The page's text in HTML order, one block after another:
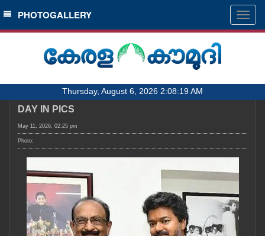
SECTIONS
HOME
NOTIFIED NEWS
KERALA
LOCAL
OBITUARY
PHOTOGALLERY
Thursday, August 6, 2026 2:08:19 AM
DAY IN PICS
May 11, 2026, 02:25 pm
Photo: